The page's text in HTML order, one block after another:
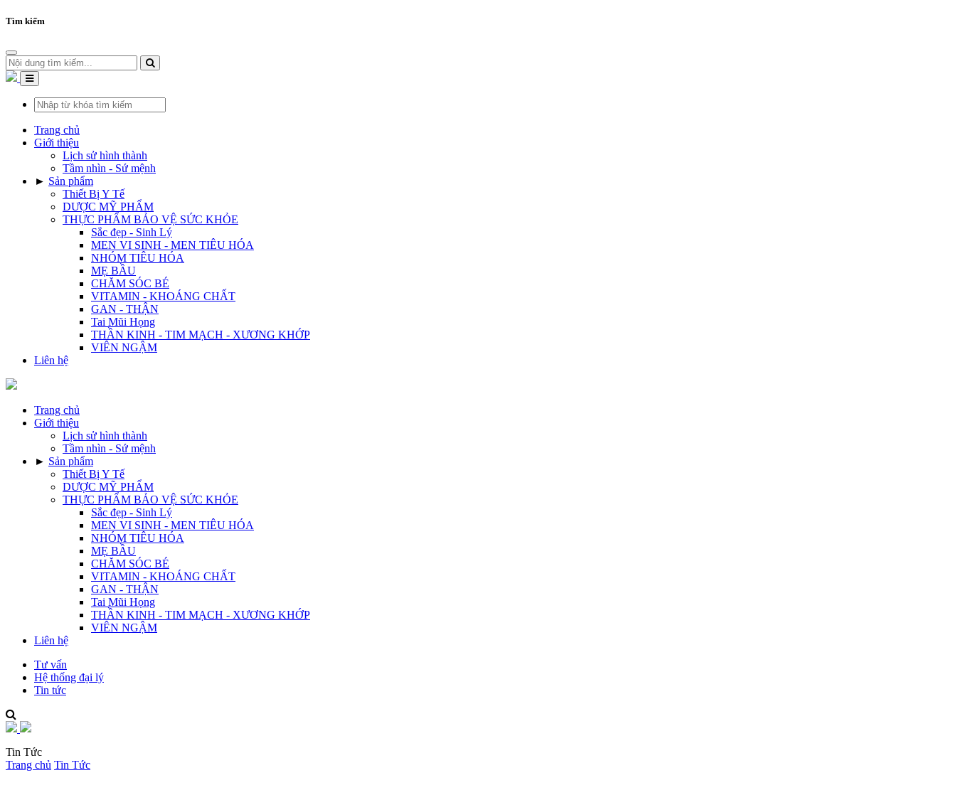
Tìm kiếm
Trang chủ
Giới thiệu
Lịch sử hình thành
Tầm nhìn - Sứ mệnh
► Sản phẩm
Thiết Bị Y Tế
DƯỢC MỸ PHẨM
THỰC PHẨM BẢO VỆ SỨC KHỎE
Sắc đẹp - Sinh Lý
MEN VI SINH - MEN TIÊU HÓA
NHÓM TIÊU HÓA
MẸ BẦU
CHĂM SÓC BÉ
VITAMIN - KHOÁNG CHẤT
GAN - THẬN
Tai Mũi Họng
THẦN KINH - TIM MẠCH - XƯƠNG KHỚP
VIÊN NGẬM
Liên hệ
Trang chủ
Giới thiệu
Lịch sử hình thành
Tầm nhìn - Sứ mệnh
► Sản phẩm
Thiết Bị Y Tế
DƯỢC MỸ PHẨM
THỰC PHẨM BẢO VỆ SỨC KHỎE
Sắc đẹp - Sinh Lý
MEN VI SINH - MEN TIÊU HÓA
NHÓM TIÊU HÓA
MẸ BẦU
CHĂM SÓC BÉ
VITAMIN - KHOÁNG CHẤT
GAN - THẬN
Tai Mũi Họng
THẦN KINH - TIM MẠCH - XƯƠNG KHỚP
VIÊN NGẬM
Liên hệ
Tư vấn
Hệ thống đại lý
Tin tức
Tin Tức
Trang chủ Tin Tức